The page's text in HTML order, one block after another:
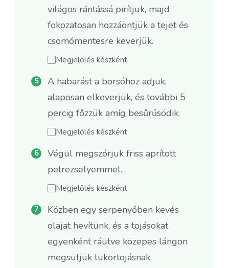
világos rántássá pirítjuk, majd
fokozatosan hozzáöntjük a tejet és
csomómentesre keverjük.
Megjelölés készként
A habarást a borsóhoz adjuk,
alaposan elkeverjük, és további 5
percig főzzük amíg besűrűsödik.
Megjelölés készként
Végül megszórjuk friss aprított
petrezselyemmel.
Megjelölés készként
Közben egy serpenyőben kevés
olajat hevítünk, és a tojásokat
egyenként ráütve közepes lángon
megsütjük tükörtojásnak.